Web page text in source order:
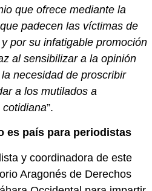
que ofrece mediante la
padecen las víctimas de
por su infatigable promoción
al sensibilizar a la opinión
necesidad de proscribir
a los mutilados a
”.
es país para periodistas
y coordinadora de este
Aragonés de Derechos